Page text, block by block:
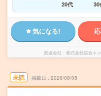
20代
30
気になる!
派遣会社 株式会社綜合キ
未読 掲載日 2026/08/05